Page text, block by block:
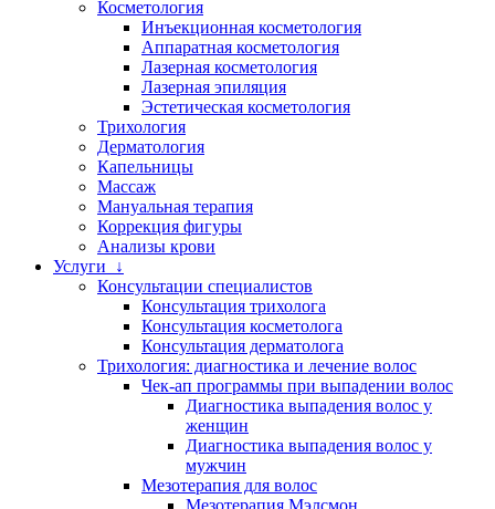
Косметология
Инъекционная косметология
Аппаратная косметология
Лазерная косметология
Лазерная эпиляция
Эстетическая косметология
Трихология
Дерматология
Капельницы
Массаж
Мануальная терапия
Коррекция фигуры
Анализы крови
Услуги ↓
Консультации специалистов
Консультация трихолога
Консультация косметолога
Консультация дерматолога
Трихология: диагностика и лечение волос
Чек-ап программы при выпадении волос
Диагностика выпадения волос у
женщин
Диагностика выпадения волос у
мужчин
Мезотерапия для волос
Мезотерапия Мэлсмон